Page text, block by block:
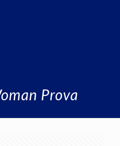
Prova